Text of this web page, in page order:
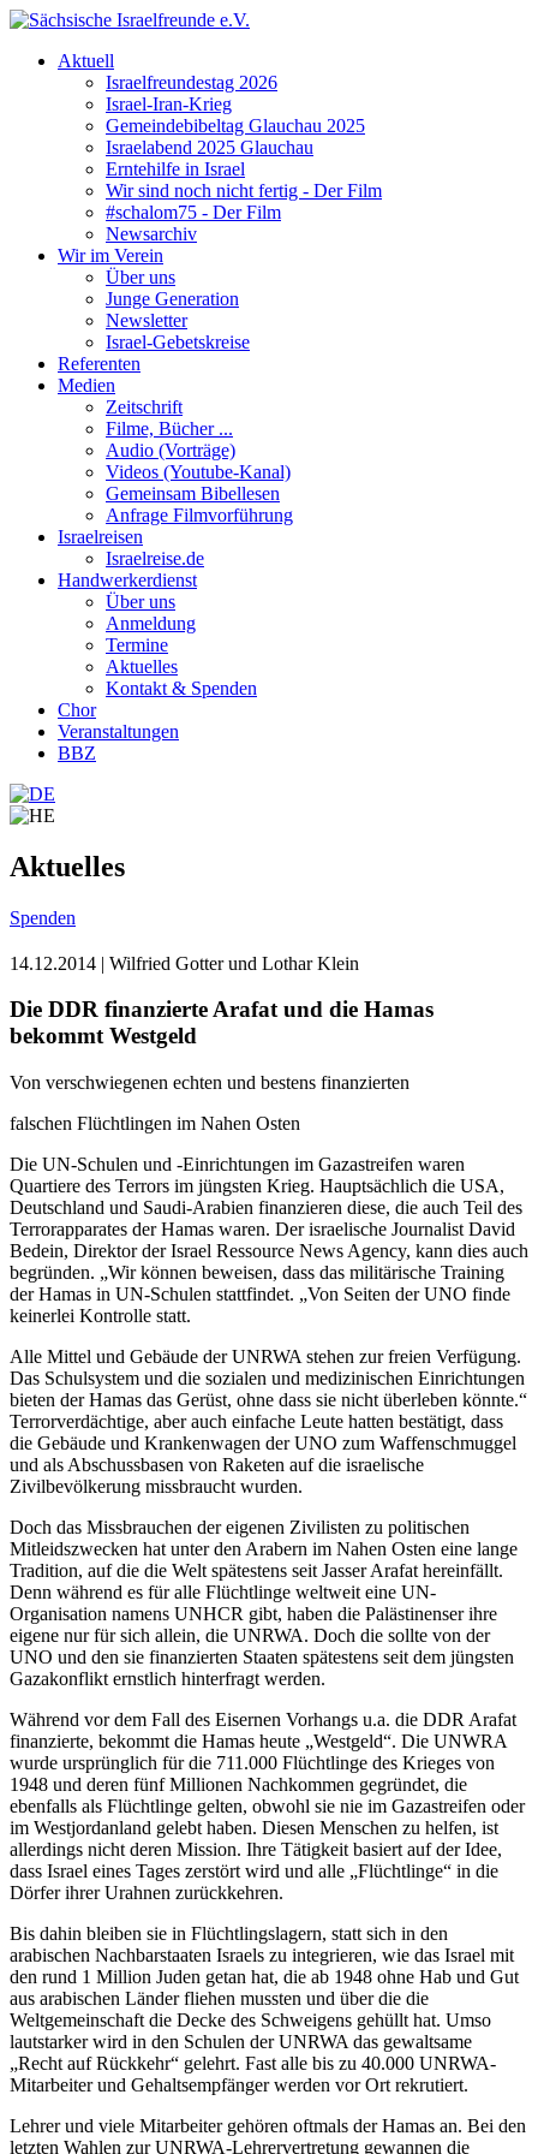
Aktuell
Israelfreundestag 2026
Israel-Iran-Krieg
Gemeindebibeltag Glauchau 2025
Israelabend 2025 Glauchau
Erntehilfe in Israel
Wir sind noch nicht fertig - Der Film
#schalom75 - Der Film
Newsarchiv
Wir im Verein
Über uns
Junge Generation
Newsletter
Israel-Gebetskreise
Referenten
Medien
Zeitschrift
Filme, Bücher ...
Audio (Vorträge)
Videos (Youtube-Kanal)
Gemeinsam Bibellesen
Anfrage Filmvorführung
Israelreisen
Israelreise.de
Handwerkerdienst
Über uns
Anmeldung
Termine
Aktuelles
Kontakt & Spenden
Chor
Veranstaltungen
BBZ
Aktuelles
Spenden
14.12.2014 | Wilfried Gotter und Lothar Klein
Die DDR finanzierte Arafat und die Hamas
bekommt Westgeld
Von verschwiegenen echten und bestens finanzierten
falschen Flüchtlingen im Nahen Osten
Die UN-Schulen und -Einrichtungen im Gazastreifen waren
Quartiere des Terrors im jüngsten Krieg. Hauptsächlich die USA,
Deutschland und Saudi-Arabien finanzieren diese, die auch Teil des
Terrorapparates der Hamas waren. Der israelische Journalist David
Bedein, Direktor der Israel Ressource News Agency, kann dies auch
begründen. „Wir können beweisen, dass das militärische Training
der Hamas in UN-Schulen stattfindet. „Von Seiten der UNO finde
keinerlei Kontrolle statt.
Alle Mittel und Gebäude der UNRWA stehen zur freien Verfügung.
Das Schulsystem und die sozialen und medizinischen Einrichtungen
bieten der Hamas das Gerüst, ohne dass sie nicht überleben könnte.“
Terrorverdächtige, aber auch einfache Leute hatten bestätigt, dass
die Gebäude und Krankenwagen der UNO zum Waffenschmuggel
und als Abschussbasen von Raketen auf die israelische
Zivilbevölkerung missbraucht wurden.
Doch das Missbrauchen der eigenen Zivilisten zu politischen
Mitleidszwecken hat unter den Arabern im Nahen Osten eine lange
Tradition, auf die die Welt spätestens seit Jasser Arafat hereinfällt.
Denn während es für alle Flüchtlinge weltweit eine UN-
Organisation namens UNHCR gibt, haben die Palästinenser ihre
eigene nur für sich allein, die UNRWA. Doch die sollte von der
UNO und den sie finanzierten Staaten spätestens seit dem jüngsten
Gazakonflikt ernstlich hinterfragt werden.
Während vor dem Fall des Eisernen Vorhangs u.a. die DDR Arafat
finanzierte, bekommt die Hamas heute „Westgeld“. Die UNWRA
wurde ursprünglich für die 711.000 Flüchtlinge des Krieges von
1948 und deren fünf Millionen Nachkommen gegründet, die
ebenfalls als Flüchtlinge gelten, obwohl sie nie im Gazastreifen oder
im Westjordanland gelebt haben. Diesen Menschen zu helfen, ist
allerdings nicht deren Mission. Ihre Tätigkeit basiert auf der Idee,
dass Israel eines Tages zerstört wird und alle „Flüchtlinge“ in die
Dörfer ihrer Urahnen zurückkehren.
Bis dahin bleiben sie in Flüchtlingslagern, statt sich in den
arabischen Nachbarstaaten Israels zu integrieren, wie das Israel mit
den rund 1 Million Juden getan hat, die ab 1948 ohne Hab und Gut
aus arabischen Länder fliehen mussten und über die die
Weltgemeinschaft die Decke des Schweigens gehüllt hat. Umso
lautstarker wird in den Schulen der UNRWA das gewaltsame
„Recht auf Rückkehr“ gelehrt. Fast alle bis zu 40.000 UNRWA-
Mitarbeiter und Gehaltsempfänger werden vor Ort rekrutiert.
Lehrer und viele Mitarbeiter gehören oftmals der Hamas an. Bei den
letzten Wahlen zur UNRWA-Lehrervertretung gewannen die